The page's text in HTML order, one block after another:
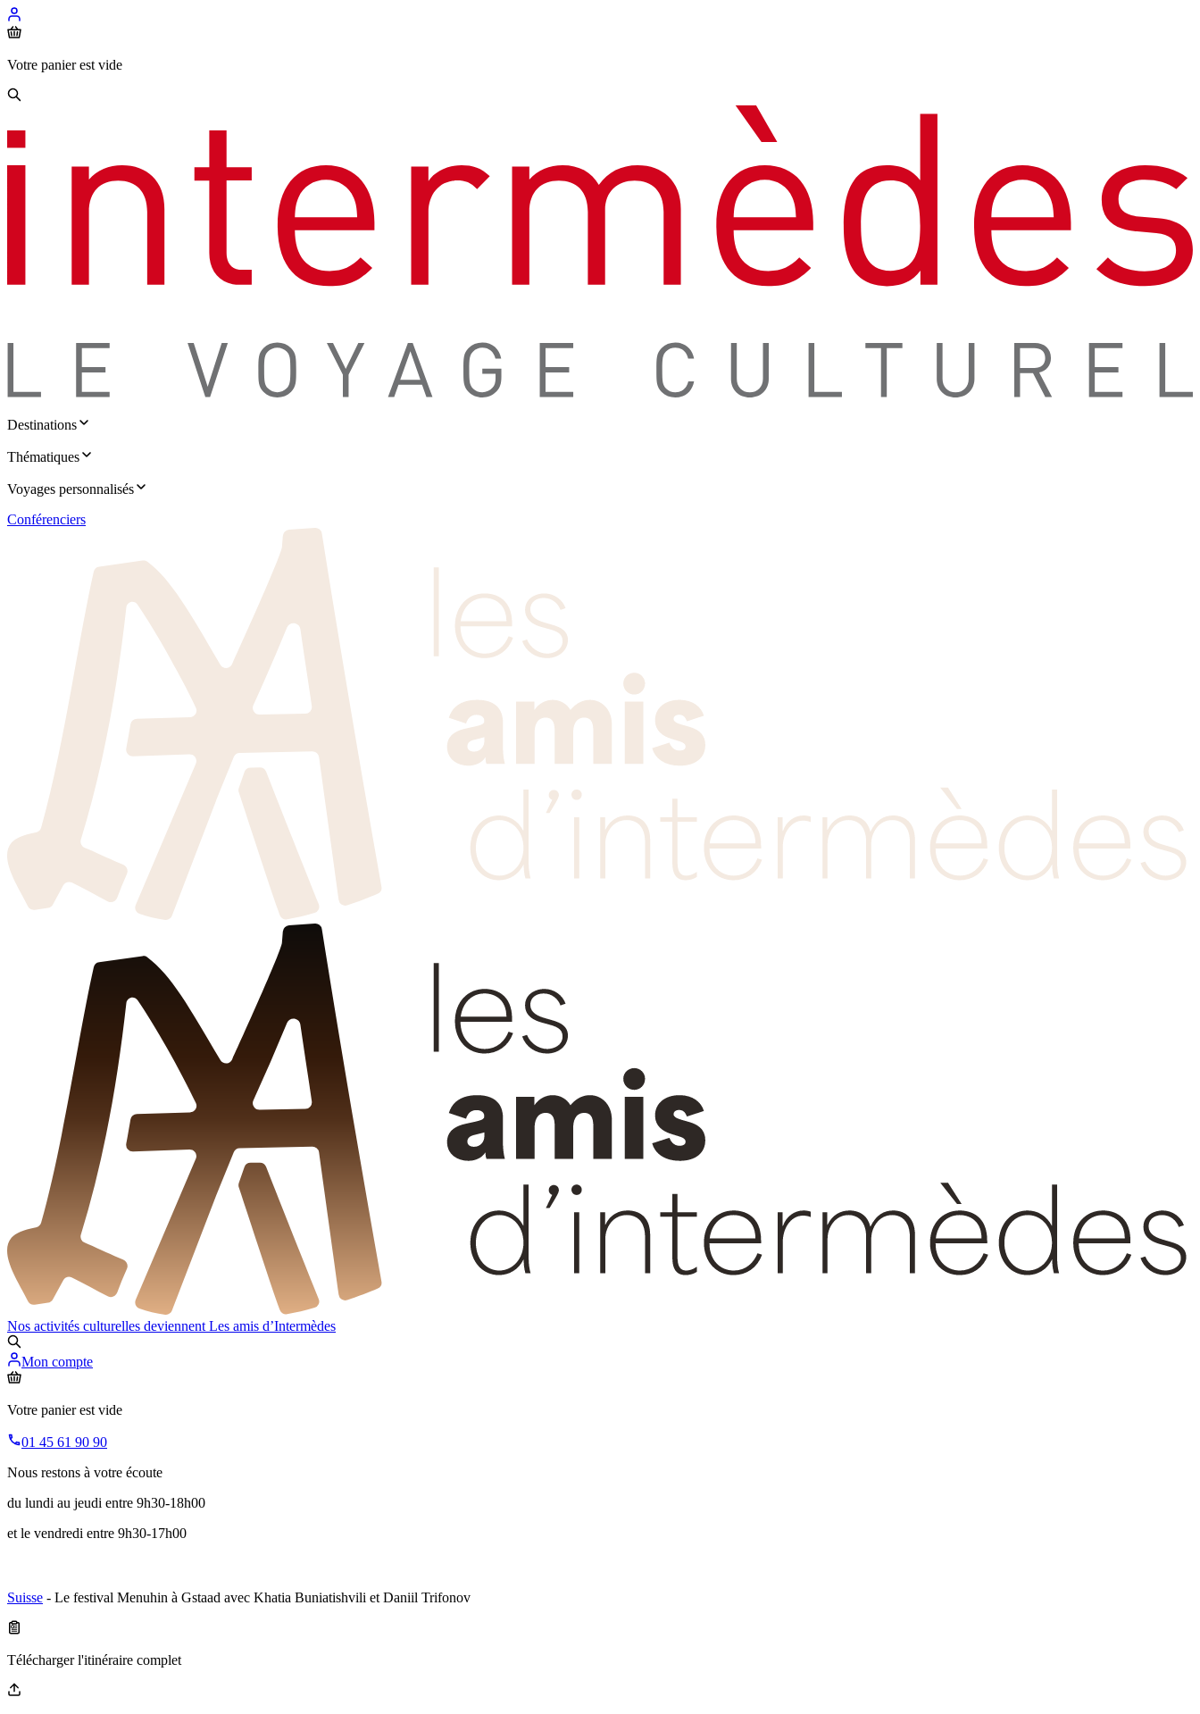
Votre panier est vide
Destinations
Thématiques
Voyages personnalisés
Conférenciers
Nos activités culturelles deviennent Les amis d’Intermèdes
Mon compte
Votre panier est vide
01 45 61 90 90
Nous restons à votre écoute
du lundi au jeudi entre 9h30-18h00
et le vendredi entre 9h30-17h00
Suisse - Le festival Menuhin à Gstaad avec Khatia Buniatishvili et Daniil Trifonov
Télécharger l'itinéraire complet